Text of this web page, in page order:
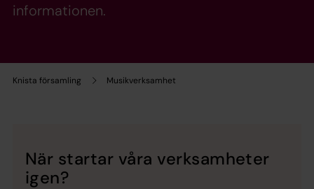
Knista församling Musikverksamhet
informationen.
När startar våra verksamheter
igen?